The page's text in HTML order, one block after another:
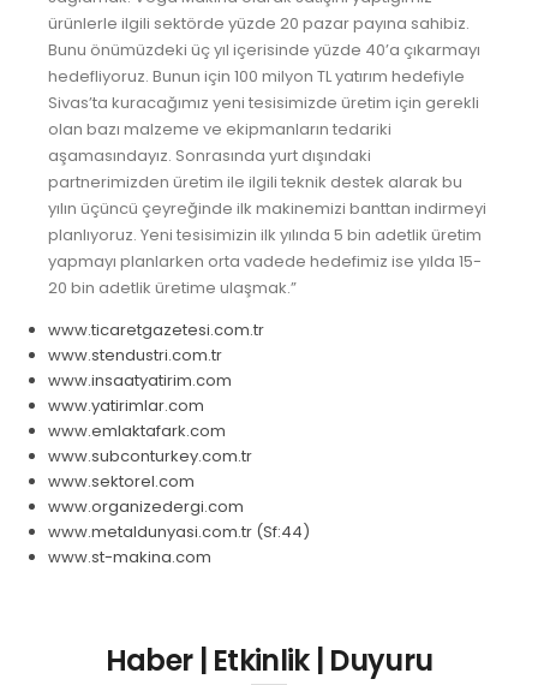
ürünlerle ilgili sektörde yüzde 20 pazar payına sahibiz.
Bunu önümüzdeki üç yıl içerisinde yüzde 40’a çıkarmayı
hedefliyoruz. Bunun için 100 milyon TL yatırım hedefiyle
Sivas’ta kuracağımız yeni tesisimizde üretim için gerekli
olan bazı malzeme ve ekipmanların tedariki
aşamasındayız. Sonrasında yurt dışındaki
partnerimizden üretim ile ilgili teknik destek alarak bu
yılın üçüncü çeyreğinde ilk makinemizi banttan indirmeyi
planlıyoruz. Yeni tesisimizin ilk yılında 5 bin adetlik üretim
yapmayı planlarken orta vadede hedefimiz ise yılda 15-
20 bin adetlik üretime ulaşmak.”
www.ticaretgazetesi.com.tr
www.stendustri.com.tr
www.insaatyatirim.com
www.yatirimlar.com
www.emlaktafark.com
www.subconturkey.com.tr
www.sektorel.com
www.organizedergi.com
www.metaldunyasi.com.tr (Sf:44)
www.st-makina.com
Haber | Etkinlik | Duyuru